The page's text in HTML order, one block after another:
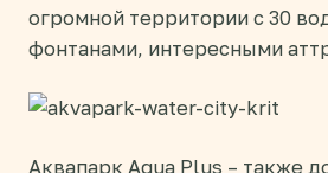
огромной территории с 30
фонтанами, интересными
Аквапарк Aqua Plus – также